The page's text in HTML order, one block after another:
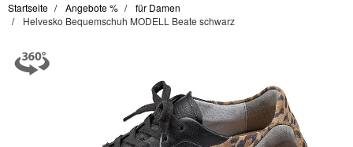
Startseite Angebote %
für Damen
Helvesko Bequemschuh MODELL Beate schwarz